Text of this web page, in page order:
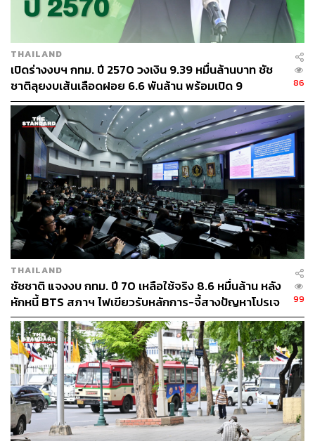
แต่ในส่วนของการเดินรถส่วนต่อขยายที่ 1 ไม่มีปัญหาอะไร
เพราะผ่านที่ประชุมสภา กทม. เรียบร้อยแล้ว โครงการนั้น
ทางสภา กทม. เห็นชอบ และมีการก่อหนี้ผูกพันผ่านทางเคที
และเอกชน
ชัชชาติกล่าวต่อว่า ปัญหาอยู่ที่ขั้นตอนบางส่วนขาดหายไป
ส่วนตัวมองว่า กทม. ไม่ได้มีปัญหาในเรื่องการเป็นหนี้และ
ต้องชำระหนี้ แต่หนี้นั้นจะต้องผ่านกระบวนการถูกต้องตาม
กฎหมาย เช่นเดียวกันกับการรับโอนทรัพย์สินมาจาก
กระทรวงคมนาคม มิติที่มองเรื่องนี้ก็คือการก่อหนี้ผูกพัน
เพราะการรับทรัพย์สินมาเท่ากับการรับหนี้มา
อย่างไรก็ตามถ้าสภา กทม. ไม่มีการอนุมัติผ่านเรื่องมาก็
จำเป็นต้องทำให้ถูกกฎหมาย อาจจะต้องมีการทำสัญญาใหม่
หลังจากนี้ ต่อเนื่องไปในอนาคต ทั้งนี้ ตอนที่ตนได้พิจารณา
เรื่องนี้สืบสวนดูขณะที่ทำสัญญาเรื่องดังกล่าว มีความเห็น 2
ส่วน ส่วนหนึ่งบอกว่าเรื่องดังกล่าวต้องผ่านสภา กทม. อีกส่วน
บอกว่าไม่ต้องผ่าน แต่ในความเห็นของคณะผู้บริหารมอง
ว่าการมอบหมายงานคือการสร้างหนี้ แล้ว ตามหลักการคือ
ต้องให้สภา กทม. ทำการเห็นชอบก่อน
TAGS: บริษัท บีทีเอส กรุ๊ป โฮลดิ้งส์ จำกัด (มหาชน)
หนี้รัฐบาล
ชัชชาติ สิทธิพันธุ์
บริษัท ระบบขนส่งมวลชนกรุงเทพ จำกัด (มหาชน)
THAILAND
เปิดร่างงบฯ กทม. ปี 2570 วงเงิน 9.39 หมื่นล้านบาท ชัช
ชาติลุยงบเส้นเลือดฝอย 6.6 พันล้าน พร้อมเปิด 9
ยุทธศาสตร์พัฒนาเมือง
86
THAILAND
ชัชชาติ แจงงบ กทม. ปี 70 เหลือใช้จริง 8.6 หมื่นล้าน หลัง
หักหนี้ BTS สภาฯ ไฟเขียวรับหลักการ-จี้สางปัญหาโปรเจ
กต์ล่าช้า
99